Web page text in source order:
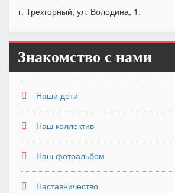
г. Трехгорный, ул. Володина, 1.
Знакомство с нами
Наши дети
Наш коллектив
Наш фотоальбом
Наставничество